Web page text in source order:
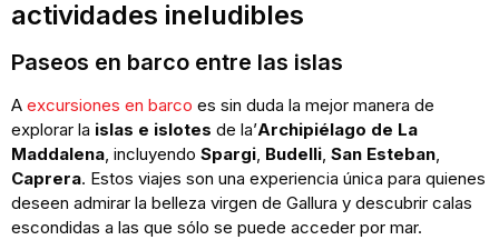
actividades ineludibles
Paseos en barco entre las islas
A excursiones en barco es sin duda la mejor manera de
explorar la islas e islotes de la’Archipiélago de La
Maddalena, incluyendo Spargi, Budelli, San Esteban,
Caprera. Estos viajes son una experiencia única para quienes
deseen admirar la belleza virgen de Gallura y descubrir calas
escondidas a las que sólo se puede acceder por mar.